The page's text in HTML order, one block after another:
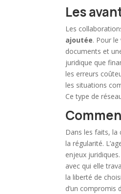
Les
Les
ajoutée. Pour
documents et
juridique que
les erreurs
les situations
Ce type de
Dans les faits, la
la régularité.
enjeux
avec qui elle
la liberté de
d’un compromis